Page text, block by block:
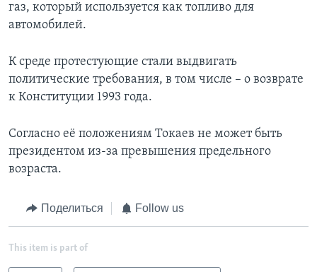
газ, который используется как топливо для
автомобилей.
К среде протестующие стали выдвигать
политические требования, в том числе – о возврате
к Конституции 1993 года.
Согласно её положениям Токаев не может быть
президентом из-за превышения предельного
возраста.
Поделиться Follow us
This item is part of